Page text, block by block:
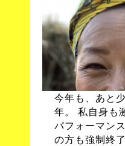
今年も、あと
年。 私自身も
パフォーマン
の方も強制終